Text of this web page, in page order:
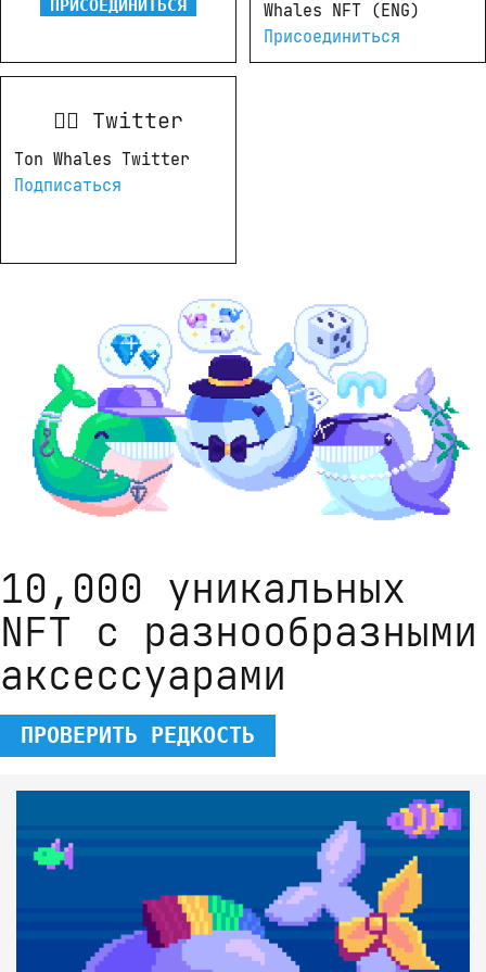
ПРИСОЕДИНИТЬСЯ
Whales NFT (ENG)
Присоединиться
💂‍♀ Twitter
Ton Whales Twitter
Подписаться
10,000 уникальных
NFT с разнообразными
аксессуарами
ПРОВЕРИТЬ РЕДКОСТЬ